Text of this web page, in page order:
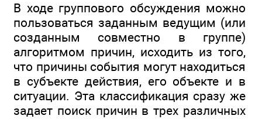
В ходе группового обсуждения можно
пользоваться заданным ведущим (или
созданным совместно в группе)
алгоритмом причин, исходить из того,
что причины события могут находиться
в субъекте действия, его объекте и в
ситуации. Эта классификация сразу же
задает поиск причин в трех различных